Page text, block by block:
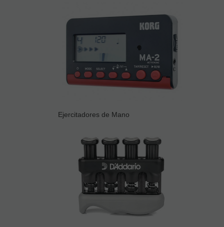
Ejercitadores de Mano